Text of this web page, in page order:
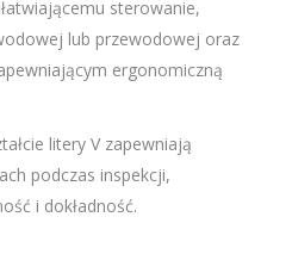
sterowanie,
lub przewodowej oraz
ergonomiczną
litery V zapewniają
podczas inspekcji,
i dokładność.